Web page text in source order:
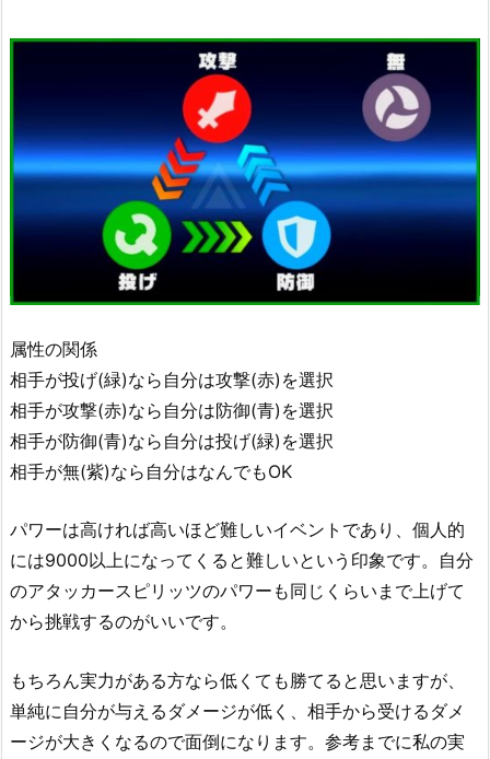
属性の関係
相手が投げ(緑)なら自分は攻撃(赤)を選択
相手が攻撃(赤)なら自分は防御(青)を選択
相手が防御(青)なら自分は投げ(緑)を選択
相手が無(紫)なら自分はなんでもOK
パワーは高ければ高いほど難しいイベントであり、個人的
には9000以上になってくると難しいという印象です。自分
のアタッカースピリッツのパワーも同じくらいまで上げて
から挑戦するのがいいです。
もちろん実力がある方なら低くても勝てると思いますが、
単純に自分が与えるダメージが低く、相手から受けるダメ
ージが大きくなるので面倒になります。参考までに私の実